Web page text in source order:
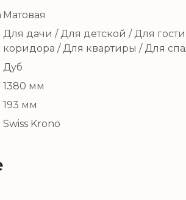
Матовая
Для дачи / Для детской / Для
коридора / Для квартиры / Для
Дуб
1380 мм
193 мм
Swiss Krono